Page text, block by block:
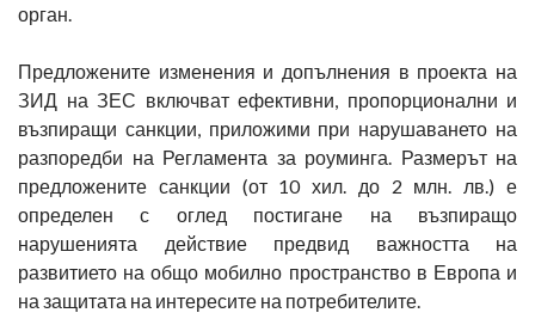
орган.
Предложените изменения и допълнения в проекта на
ЗИД на ЗЕС включват ефективни, пропорционални и
възпиращи санкции, приложими при нарушаването на
разпоредби на Регламента за роуминга. Размерът на
предложените санкции (от 10 хил. до 2 млн. лв.) е
определен с оглед постигане на възпиращо
нарушенията действие предвид важността на
развитието на общо мобилно пространство в Европа и
на защитата на интересите на потребителите.